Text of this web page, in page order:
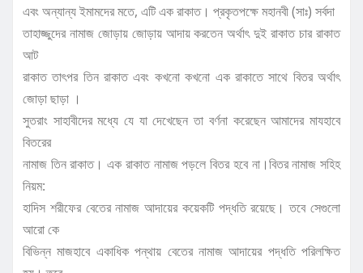
এবং অন্যান্য ইমামদের মতে, এটি এক রাকাত। প্রকৃতপক্ষে মহানবী (সাঃ) সর্বদা
তাহাজ্জুদের নামাজ জোড়ায় জোড়ায় আদায় করতেন অর্থাৎ দুই রাকাত চার রাকাত
আট
রাকাত তাৎপর তিন রাকাত এবং কখনো কখনো এক রাকাতে সাথে বিতর অর্থাৎ
জোড়া ছাড়া ।
সুতরাং সাহাবীদের মধ্যে যে যা দেখেছেন তা বর্ণনা করেছেন আমাদের মাযহাবে
বিতরের
নামাজ তিন রাকাত। এক রাকাত নামাজ পড়লে বিতর হবে না।বিতর নামাজ সহিহ
নিয়ম:
হাদিস শরীফের বেতের নামাজ আদায়ের কয়েকটি পদ্ধতি রয়েছে। তবে সেগুলো
আরো কে
বিভিন্ন মাজহাবে একাধিক পন্থায় বেতের নামাজ আদায়ের পদ্ধতি পরিলক্ষিত